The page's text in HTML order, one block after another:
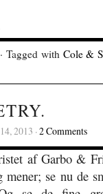
Tagged with Cole &
2013 ·2 Comments
af Garbo &
se nu de